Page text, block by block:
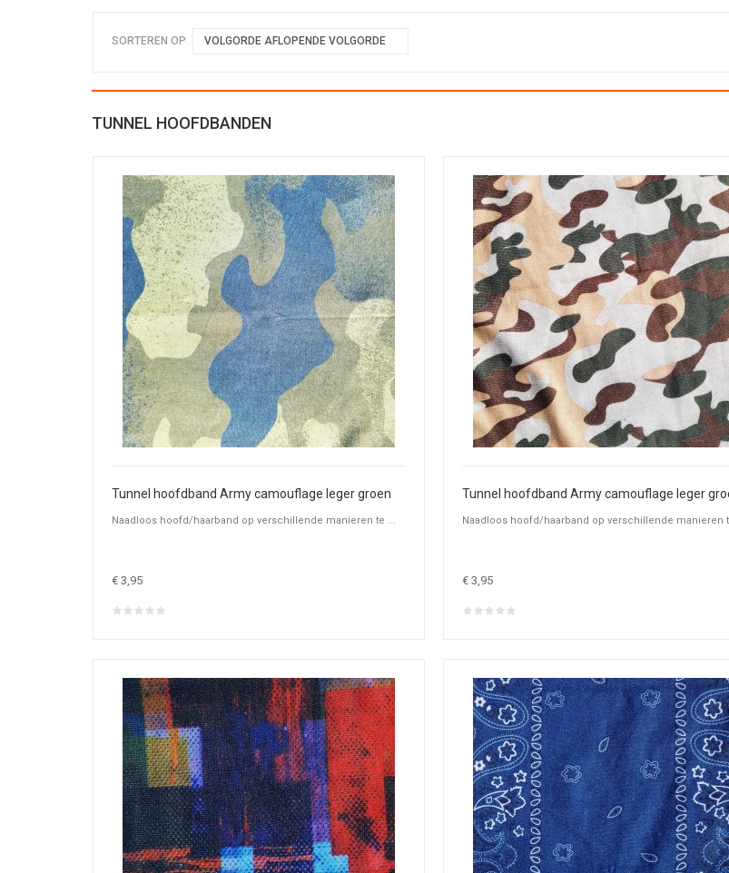
SORTEREN OP VOLGORDE AFLOPENDE VOLGORDE
TUNNEL HOOFDBANDEN
Tunnel hoofdband Army camouflage leger groen
Naadloos hoofd/haarband op verschillende manieren te ...
€ 3,95
Naadloos hoofd/haarband op verschillende manieren
€ 3,95